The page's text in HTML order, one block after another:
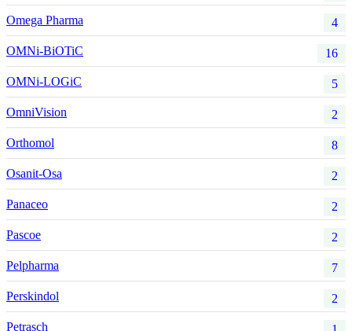
Omega Pharma 4
OMNi-BiOTiC 16
OMNi-LOGiC 5
OmniVision 2
Orthomol 8
Osanit-Osa 2
Panaceo 2
Pascoe 2
Pelpharma 7
Perskindol 2
Petrasch